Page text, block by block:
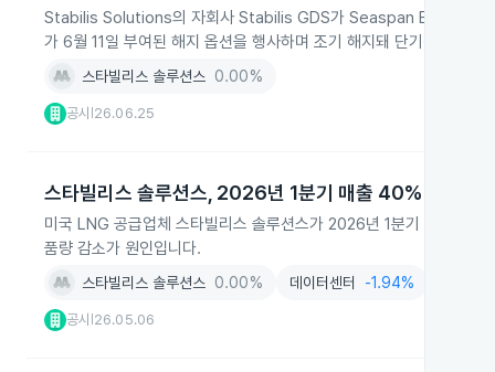
Stabilis Solutions의 자회사 Stabilis GDS가 Seaspan Energy 소
가 6월 11일 부여된 해지 옵션을 행사하며 조기 해지돼 단기적으로
스타빌리스 솔루션스 0.00%
공시 26.06.25
스타빌리스 솔루션스, 2026년 1분기 매출 40% 급감
미국 LNG 공급업체 스타빌리스 솔루션스가 2026년 1분기 매출이
품량 감소가 원인입니다.
스타빌리스 솔루션스 0.00% 데이터센터 -1.94%
공시 26.05.06